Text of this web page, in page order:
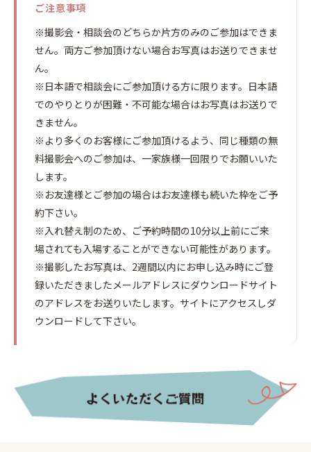
ご注意事項
※撮影会・相談会のどちらか片方のみのご参加はできま
せん。両方ご参加頂けない場合お写真はお送りできませ
ん。
※日本語で相談会にご参加頂ける方に限ります。日本語
でのやりとりが困難・不可能な場合はお写真はお送りで
きません。
※より多くのお客様にご参加頂けるよう、同じ種類の無
料撮影会へのご参加は、一家族様一回限りでお願いいた
します。
※お友達様とご参加の場合はお友達様も続いた枠をご予
約下さい。
※入れ替え制のため、ご予約時間の10分以上前にご来
場されても入場することができない可能性があります。
※撮影したお写真は、2週間以内にお申し込み時にご登
録いただきましたメールアドレスにダウンロードサイト
のアドレスをお送りいたします。サイトにアクセスしダ
ウンロードして下さい。